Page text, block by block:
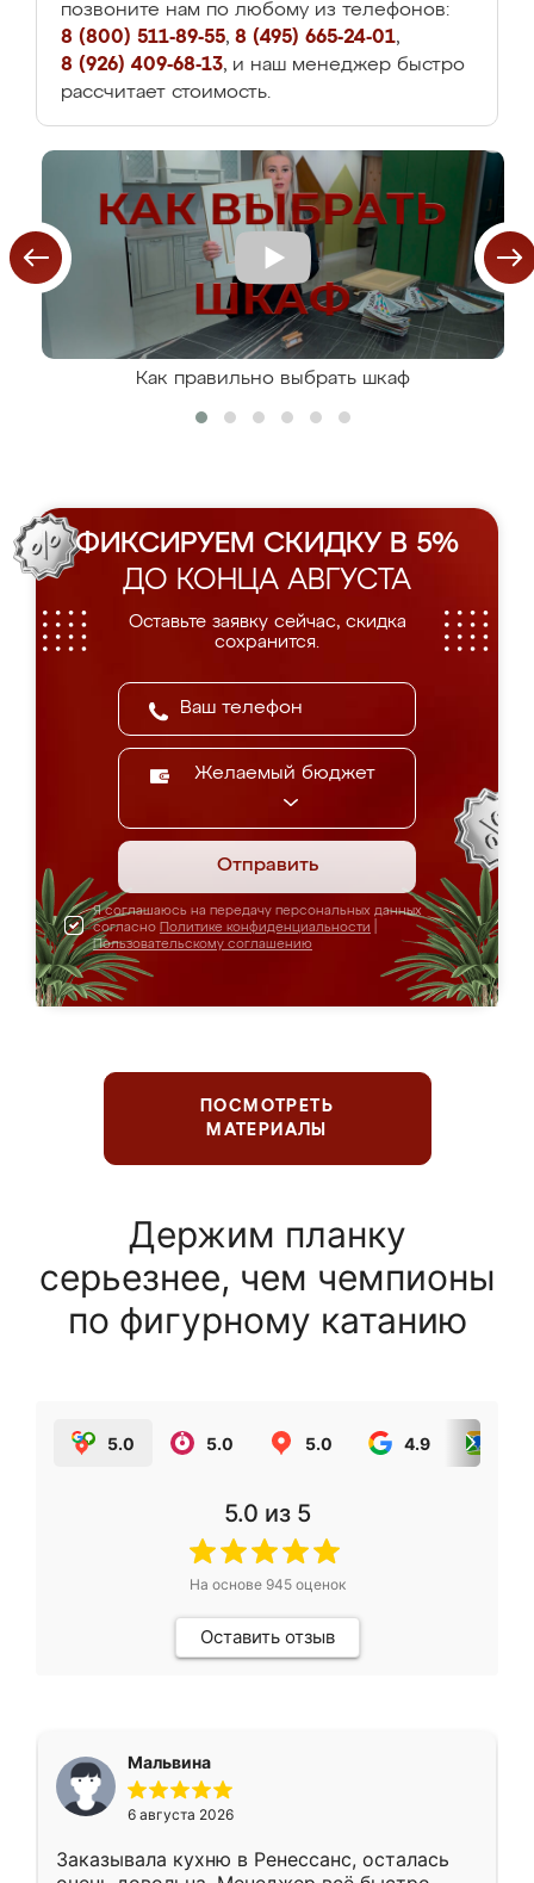
позвоните нам по любому из телефонов:
8 (800) 511-89-55, 8 (495) 665-24-01,
8 (926) 409-68-13, и наш менеджер быстро
рассчитает стоимость.
Как правильно выбрать шкаф
ФИКСИРУЕМ СКИДКУ В 5%
ДО КОНЦА АВГУСТА
Оставьте заявку сейчас, скидка
сохранится.
Желаемый бюджет
Отправить
Я соглашаюсь на передачу персональных данных
согласно Политике конфиденциальности
Пользовательскому соглашению
ПОСМОТРЕТЬ
МАТЕРИАЛЫ
Держим планку
серьезнее, чем чемпионы
по фигурному катанию
5.0 5.0 5.0 4.9
5.0 из 5
На основе 945оценок
Оставить отзыв
Мальвина
6 августа 2026
Заказывала кухню в Ренессанс, осталась